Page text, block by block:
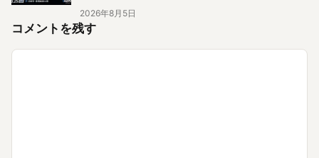
2026年8月5日
コメントを残す